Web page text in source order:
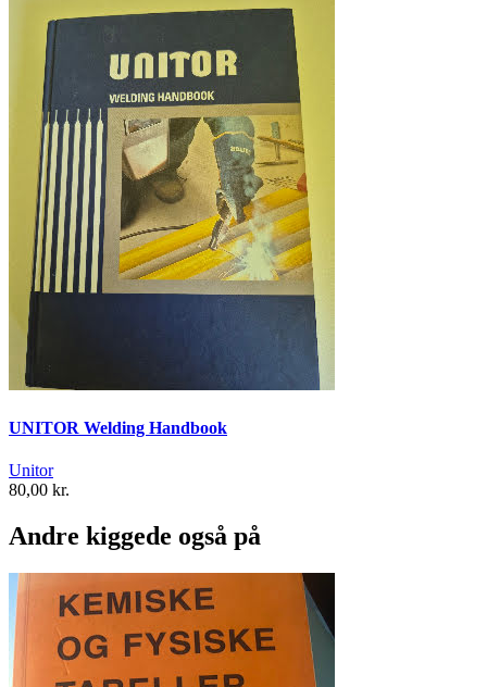
UNITOR Welding Handbook
Unitor
80,00 kr.
Andre kiggede også på